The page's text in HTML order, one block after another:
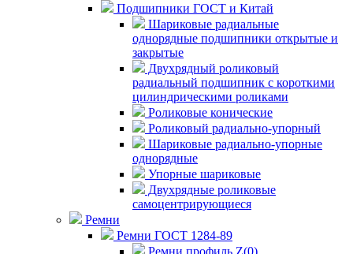
Подшипники ГОСТ и Китай
Шариковые радиальные
однорядные подшипники открытые и
закрытые
Двухрядный роликовый
радиальный подшипник с короткими
цилиндрическими роликами
Роликовые конические
Роликовый радиально-упорный
Шариковые радиально-упорные
однорядные
Упорные шариковые
Двухрядные роликовые
самоцентрирующиеся
Ремни
Ремни ГОСТ 1284-89
Ремни профиль Z(0)